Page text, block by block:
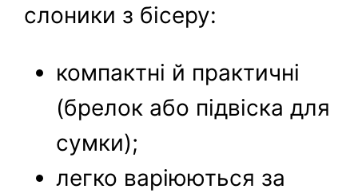
слоники з бісеру:
компактні й практичні
(брелок або підвіска для
сумки);
легко варіюються за